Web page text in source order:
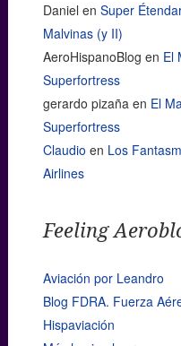
Daniel en Super
Malvinas (y II)
AeroHispanoBlog en El
Superfortress
gerardo pizañaen El
Superfortress
Claudio en Los
Airlines
Feeling
Aviación por Leandro
Blog FDRA. Fuerza
Hispaviación